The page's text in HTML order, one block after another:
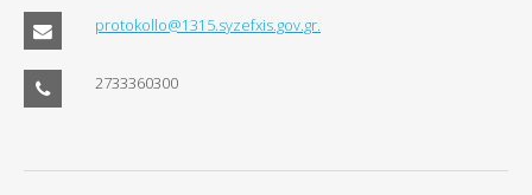
protokollo@1315.syzefxis.gov.gr.
2733360300